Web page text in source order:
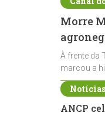
Morre
À frente da
marcou a
ANCP